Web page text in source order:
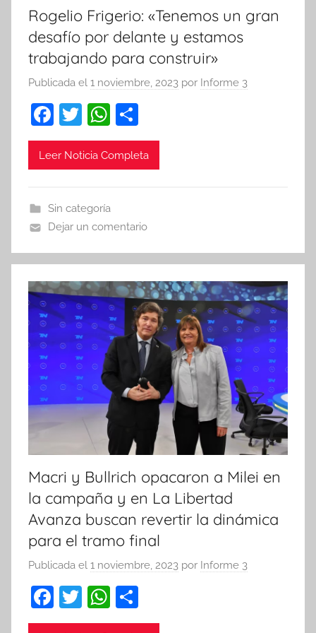
Rogelio Frigerio: «Tenemos un gran
desafío por delante y estamos
trabajando para construir»
Publicada el 1 noviembre, 2023 por Informe 3
F
a
c
b
o
o
k
T
w
itt
W
h
at
A
p
p
o
m
tir
Leer Noticia Completa
Sin categoría
Dejar un comentario
Macri y Bullrich opacaron a Milei en
la campaña y en La Libertad
Avanza buscan revertir la dinámica
para el tramo final
Publicada el 1 noviembre, 2023 por Informe 3
F
a
T
w
W
h o